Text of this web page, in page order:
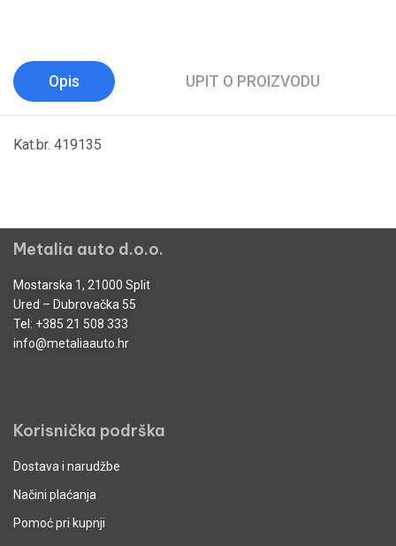
Opis UPIT O PROIZVODU
Kat.br. 419135
Metalia auto d.o.o.
Mostarska 1, 21000 Split
Ured – Dubrovačka 55
Tel: +385 21 508 333
info@metaliaauto.hr
Korisnička podrška
Dostava i narudžbe
Načini plaćanja
Pomoć pri kupnji